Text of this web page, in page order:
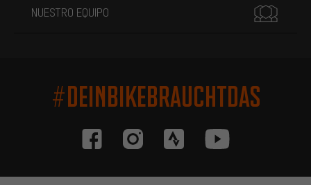
NUESTRO EQUIPO
#DEINBIKEBRAUCHTDAS